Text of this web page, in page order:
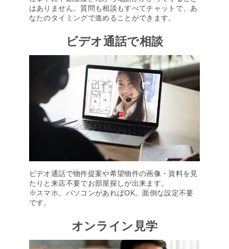
はありません。質問も相談もすべてチャットで、あ
なたのタイミングで進めることができます。
ビデオ通話で相談
ビデオ通話で物件提案や希望物件の画像・資料を見
たりと来店不要でお部屋探しが出来ます。
※スマホ、パソコンがあればOK。面倒な設定不要
です。
オンライン見学